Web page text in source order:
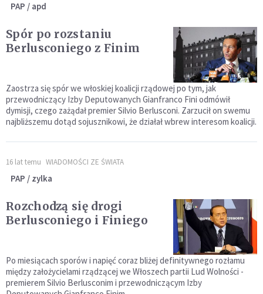
PAP / apd
Spór po rozstaniu
Berlusconiego z Finim
Zaostrza się spór we włoskiej koalicji rządowej po tym, jak
przewodniczący Izby Deputowanych Gianfranco Fini odmówił
dymisji, czego zażądał premier Silvio Berlusconi. Zarzucił on swemu
najbliższemu dotąd sojusznikowi, że działał wbrew interesom koalicji.
16 lat temu WIADOMOŚCI ZE ŚWIATA
PAP / zylka
Rozchodzą się drogi
Berlusconiego i Finiego
Po miesiącach sporów i napięć coraz bliżej definitywnego rozłamu
między założycielami rządzącej we Włoszech partii Lud Wolności -
premierem Silvio Berlusconim i przewodniczącym Izby